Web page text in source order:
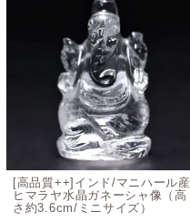
[高品質++]インド/マニハール産
ヒマラヤ水晶ガネーシャ像（高
さ約3.6cm/ミニサイズ）